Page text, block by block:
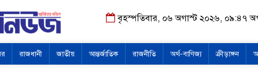
বৃহস্পতিবার, ০৬ অগাস্ট ২০২৬, ০৯:৪৭
রাজধানী জাতীয় আন্তর্জাতিক রাজনীতি অর্থ-বাণিজ্য ক্রীড়াঙ্গন